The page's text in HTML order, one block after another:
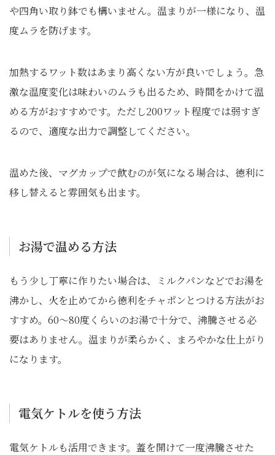
や四角い取り鉢でも構いません。温まりが一様になり、温
度ムラを防げます。
加熱するワット数はあまり高くない方が良いでしょう。急
激な温度変化は味わいのムラも出るため、時間をかけて温
める方がおすすめです。ただし200ワット程度では弱すぎ
るので、適度な出力で調整してください。
温めた後、マグカップで飲むのが気になる場合は、徳利に
移し替えると雰囲気も出ます。
お湯で温める方法
もう少し丁寧に作りたい場合は、ミルクパンなどでお湯を
沸かし、火を止めてから徳利をチャポンとつける方法がお
すすめ。60〜80度くらいのお湯で十分で、沸騰させる必
要はありません。温まりが柔らかく、まろやかな仕上がり
になります。
電気ケトルを使う方法
電気ケトルも活用できます。蓋を開けて一度沸騰させた